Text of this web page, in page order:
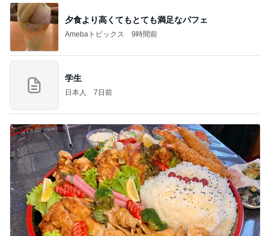
夕食より高くてもとても満足なパフェ
Amebaトピックス 9時間前
学生
日本人 7日前